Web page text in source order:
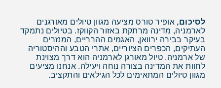
לסיכום, אופיר טורס מציעה מגוון טיולים מאורגנים
לארמניה, מדינה מרתקת באזור הקווקז. בטיולים נתמקד
בעיקר בבירה ירוואן, האגמים ההרריים, המנזרים
העתיקים, הכפרים הציוריים, אתרי הטבע וההיסטוריה
של ארמניה. טיול מאורגן לארמניה הוא דרך מצוינת
לחוות את המדינה בצורה נוחה ויעילה. אנחנו מציעים
מגוון טיולים המתאימים לכל הגילאים והתקציב.